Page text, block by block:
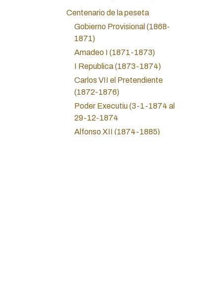
Centenario de la peseta
Gobierno Provisional (1868-
1871)
Amadeo I (1871-1873)
I Republica (1873-1874)
Carlos VII el Pretendiente
(1872-1876)
Poder Executiu (3-1-1874 al
29-12-1874
Alfonso XII (1874-1885)